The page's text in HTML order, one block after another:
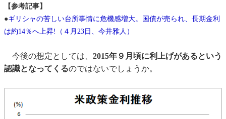
【参考記事】
●ギリシャの苦しい台所事情に危機感増大。国債が売られ、長期金利
は約14％へ上昇!（４月23日、今井雅人）
今後の想定としては、 2015年９月頃に利上げがあるという
認識となってくるのではないでしょうか。